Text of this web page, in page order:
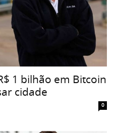
1 bilhão em Bitcoin
cidade
0